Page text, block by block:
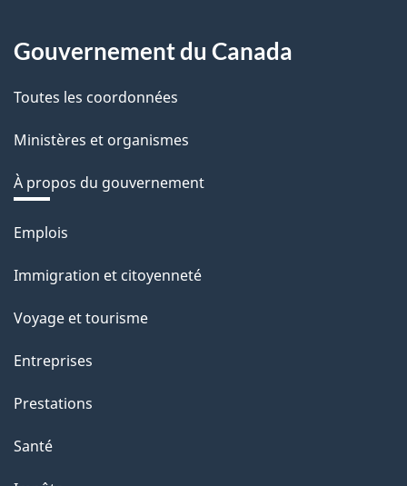
Gouvernement du Canada
Toutes les coordonnées
Ministères et organismes
À propos du gouvernement
Thèmes
sujets
Emplois
Immigration et citoyenneté
Voyage et tourisme
Entreprises
Prestations
Santé